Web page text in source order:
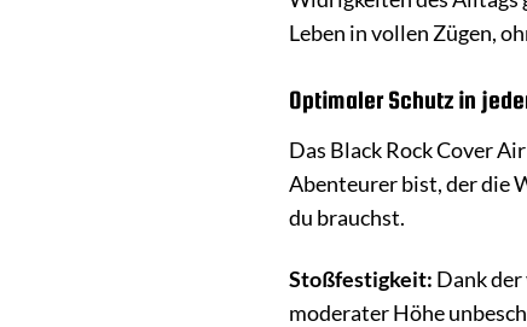
Leben in vollen Zügen,
Optimaler Schutz in
Das Black Rock Cover
Abenteurer bist, der die
du brauchst.
Stoßfestigkeit: Dank
moderater Höhe